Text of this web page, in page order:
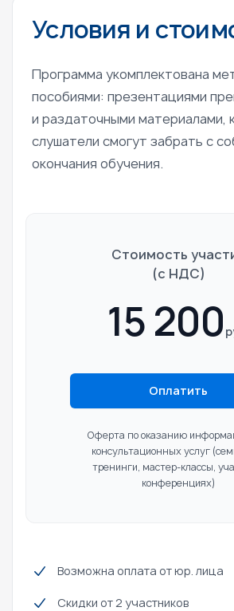
Условия и
Программа укомплектована
пособиями: презентациями
и раздаточными материалами,
слушатели смогут забрать с
окончания обучения.
Стоимость
(c НДС)
15 200
Оплатить
Оферта по оказанию
консультационных услуг
тренинги, мастер-классы,
конференциях)
Возможна оплата от юр. лица
Скидки от 2 участников